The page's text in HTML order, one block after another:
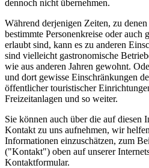
dennoch nicht übernehmen.
Während derjenigen Zeiten, zu
bestimmte Personenkreise oder auch
erlaubt sind, kann es zu anderen
sind vielleicht gastronomische
wie aus anderen Jahren gewohnt.
und dort gewisse Einschränkungen
öffentlicher touristischer
Freizeitanlagen und so weiter.
Sie können auch über die auf diesen
Kontakt zu uns aufnehmen, wir
Informationen einzuschätzen, zum
("Kontakt") oben auf unserer
Kontaktformular.